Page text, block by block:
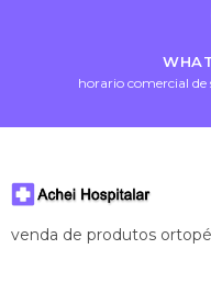
horario comercial
venda de produtos